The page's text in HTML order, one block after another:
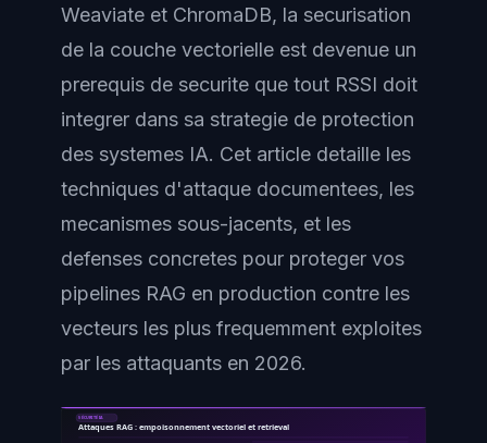
Weaviate et ChromaDB, la securisation
de la couche vectorielle est devenue un
prerequis de securite que tout RSSI doit
integrer dans sa strategie de protection
des systemes IA. Cet article detaille les
techniques d'attaque documentees, les
mecanismes sous-jacents, et les
defenses concretes pour proteger vos
pipelines RAG en production contre les
vecteurs les plus frequemment exploites
par les attaquants en 2026.
SÉCURITÉ IA
Attaques RAG : empoisonnement vectoriel et retrieval